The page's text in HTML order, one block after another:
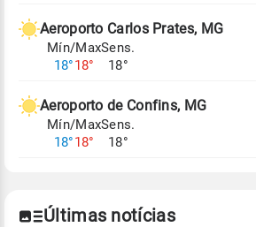
Aeroporto Carlos Prates, MG
Mín/Max
18°18°
Sens.
18°
Aeroporto de Confins, MG
Mín/Max
18°18°
Sens.
18°
Últimas notícias